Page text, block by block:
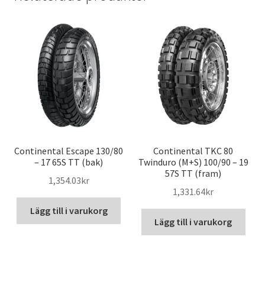
Continental Escape 130/80
– 17 65S TT (bak)
1,354.03kr
Lägg till i varukorg
Continental TKC 80
Twinduro (M+S) 100/90 – 19
57S TT (fram)
1,331.64kr
Lägg till i varukorg